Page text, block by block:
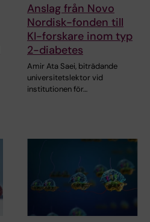
Anslag från Novo
Nordisk-fonden till
KI-forskare inom typ
2-diabetes
Amir Ata Saei, biträdande
universitetslektor vid
institutionen för…